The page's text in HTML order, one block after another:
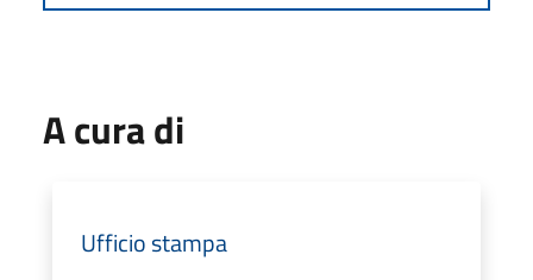
A cura di
Ufficio stampa